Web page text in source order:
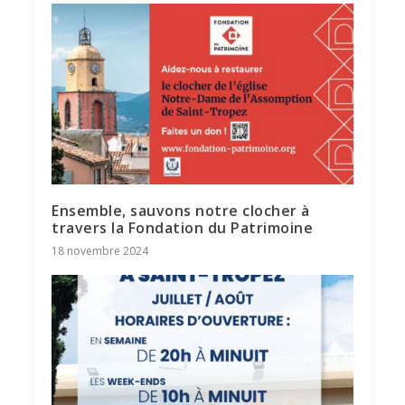
Ensemble, sauvons notre clocher à
travers la Fondation du Patrimoine
18 novembre 2024